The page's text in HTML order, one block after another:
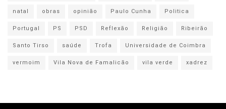
natal
obras opinião Paulo Cunha
Politica
Portugal
PS PSD Reflexão Religião
Ribeirão
Santo Tirso
saúde Trofa
Universidade de Coimbra
vermoim
Vila Nova de Famalicão vila verde xadrez